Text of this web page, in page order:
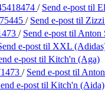
/ Send e-post til
/ Send e-post til
/ Send e-post til Anton
e-post til XXL
e-post til Kitch'n (Aga)
/ Send e-post til
e-post til Kitch'n (Aida)